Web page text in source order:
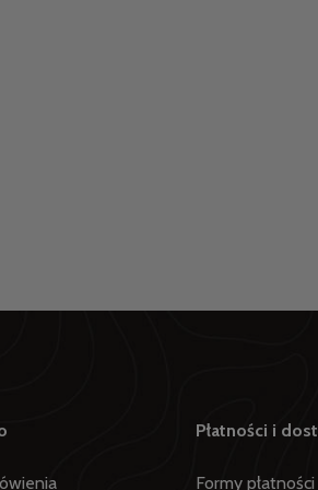
Płatności i
Formy płatności